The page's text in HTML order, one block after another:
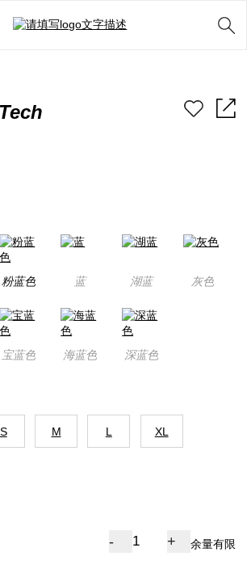
粉蓝色 蓝 湖蓝 灰色
宝蓝色 海蓝色 深蓝色
S M L XL
- + 余量有限